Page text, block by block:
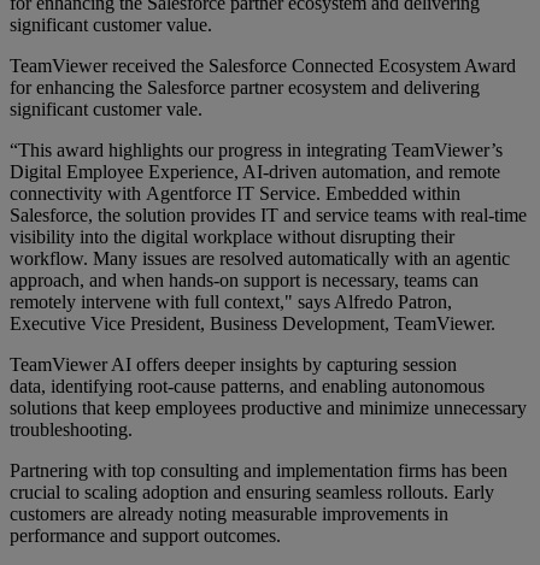
significant customer value.
TeamViewer received the Salesforce Connected Ecosystem Award
for enhancing the Salesforce partner ecosystem and delivering
significant customer vale.
“This award highlights our progress in integrating TeamViewer’s
Digital Employee Experience, AI-driven automation, and remote
connectivity with Agentforce IT Service. Embedded within
Salesforce, the solution provides IT and service teams with real-time
visibility into the digital workplace without disrupting their
workflow. Many issues are resolved automatically with an agentic
approach, and when hands-on support is necessary, teams can
remotely intervene with full context," says Alfredo Patron,
Executive Vice President, Business Development, TeamViewer.
TeamViewer AI offers deeper insights by capturing session
data, identifying root-cause patterns, and enabling autonomous
solutions that keep employees productive and minimize unnecessary
troubleshooting.
Partnering with top consulting and implementation firms has been
crucial to scaling adoption and ensuring seamless rollouts. Early
customers are already noting measurable improvements in
performance and support outcomes.